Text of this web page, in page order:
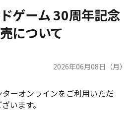
ゲーム 30周年記念
について
2026年06月08日（月）
ーオンラインをご利用いただ
います。